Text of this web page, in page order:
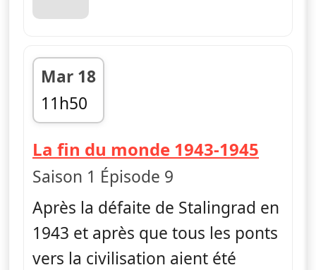
Mar 18
11h50
fin 12h45
La fin du monde 1943-1945
Saison 1 Épisode 9
Après la défaite de Stalingrad en
1943 et après que tous les ponts
vers la civilisation aient été